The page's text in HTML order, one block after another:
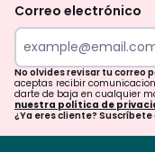
Correo electrónico
No olvides revisar tu correo
aceptas recibir
darte de baja en cualquier
nuestra política de
¿Ya eres cliente?